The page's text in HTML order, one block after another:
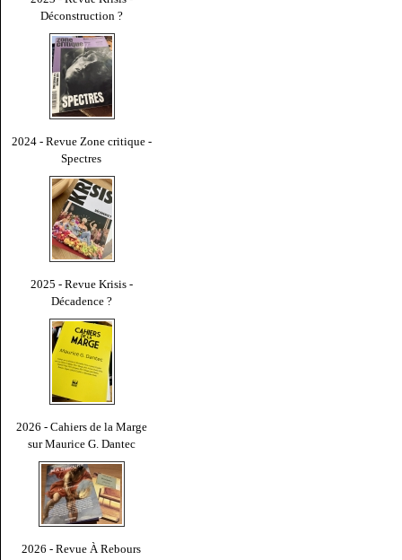
Déconstruction ?
2024 - Revue Zone critique -
Spectres
2025 - Revue Krisis -
Décadence ?
2026 - Cahiers de la Marge
sur Maurice G. Dantec
2026 - Revue À Rebours